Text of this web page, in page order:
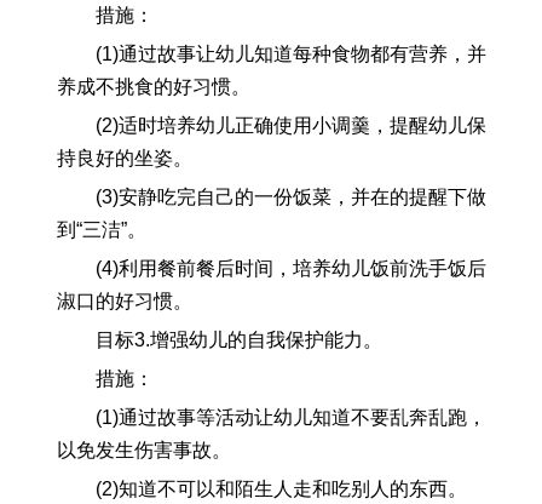
措施：
(1)通过故事让幼儿知道每种食物都有营养，并
养成不挑食的好习惯。
(2)适时培养幼儿正确使用小调羹，提醒幼儿保
持良好的坐姿。
(3)安静吃完自己的一份饭菜，并在的提醒下做
到“三洁”。
(4)利用餐前餐后时间，培养幼儿饭前洗手饭后
淑口的好习惯。
目标3.增强幼儿的自我保护能力。
措施：
(1)通过故事等活动让幼儿知道不要乱奔乱跑，
以免发生伤害事故。
(2)知道不可以和陌生人走和吃别人的东西。